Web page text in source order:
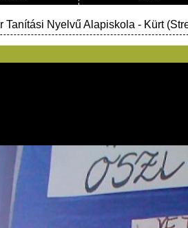
Tanítási Nyelvű Alapiskola - Kürt